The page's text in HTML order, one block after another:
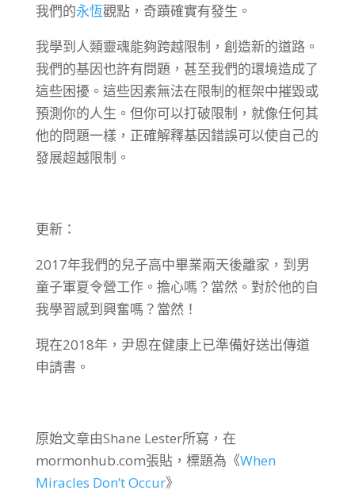
我們的永恆觀點，奇蹟確實有發生。
我學到人類靈魂能夠跨越限制，創造新的道路。
我們的基因也許有問題，甚至我們的環境造成了
這些困擾。這些因素無法在限制的框架中摧毀或
預測你的人生。但你可以打破限制，就像任何其
他的問題一樣，正確解釋基因錯誤可以使自己的
發展超越限制。
更新：
2017年我們的兒子高中畢業兩天後離家，到男
童子軍夏令營工作。擔心嗎？當然。對於他的自
我學習感到興奮嗎？當然！
現在2018年，尹恩在健康上已準備好送出傳道
申請書。
原始文章由Shane Lester所寫，在
mormonhub.com張貼，標題為《When
Miracles Don’t Occur》